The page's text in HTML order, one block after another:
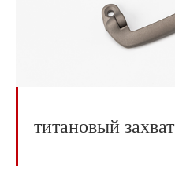
титановый захват